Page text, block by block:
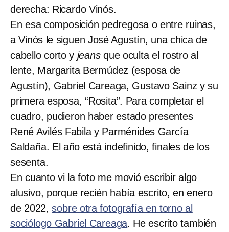
derecha: Ricardo Vinós.
En esa composición pedregosa o entre ruinas,
a Vinós le siguen José Agustín, una chica de
cabello corto y jeansque oculta el rostro al
lente, Margarita Bermúdez (esposa de
Agustín), Gabriel Careaga, Gustavo Sainz y su
primera esposa, “Rosita”. Para completar el
cuadro, pudieron haber estado presentes
René Avilés Fabila y Parménides García
Saldaña. El año está indefinido, finales de los
sesenta.
En cuanto vi la foto me movió escribir algo
alusivo, porque recién había escrito, en enero
de 2022,sobre otra fotografía en torno al
sociólogo Gabriel Careaga. He escrito también